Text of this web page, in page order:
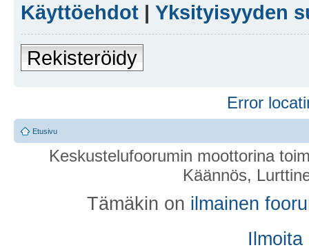
Käyttöehdot | Yksityisyyden
Rekisteröidy
Error
Etusivu
Keskustelufoorumin moottorina
Käännös,
Tämäkin on ilmainen